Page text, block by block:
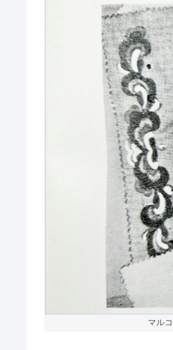
マル